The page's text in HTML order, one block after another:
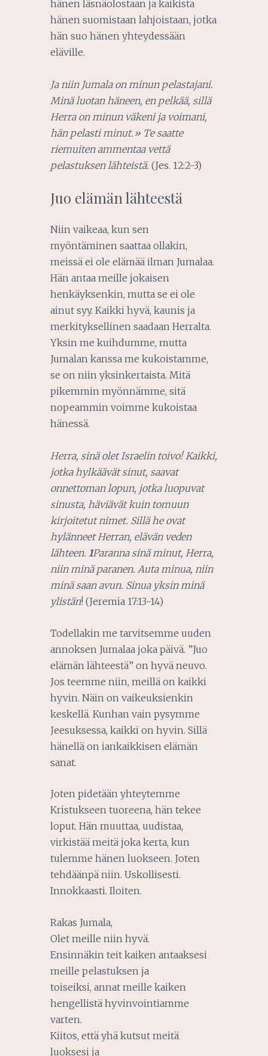
hänen läsnäolostaan ja kaikista
hänen suomistaan lahjoistaan, jotka
hän suo hänen yhteydessään
eläville.
Ja niin Jumala on minun pelastajani.
Minä luotan häneen, en pelkää, sillä
Herra on minun väkeni ja voimani,
hän pelasti minut.» Te saatte
riemuiten ammentaa vettä
pelastuksen lähteistä. (Jes. 12:2-3)
Juo elämän lähteestä
Niin vaikeaa, kun sen
myöntäminen saattaa ollakin,
meissä ei ole elämää ilman Jumalaa.
Hän antaa meille jokaisen
henkäyksenkin, mutta se ei ole
ainut syy. Kaikki hyvä, kaunis ja
merkityksellinen saadaan Herralta.
Yksin me kuihdumme, mutta
Jumalan kanssa me kukoistamme,
se on niin yksinkertaista. Mitä
pikemmin myönnämme, sitä
nopeammin voimme kukoistaa
hänessä.
Herra, sinä olet Israelin toivo! Kaikki,
jotka hylkäävät sinut, saavat
onnettoman lopun, jotka luopuvat
sinusta, häviävät kuin tomuun
kirjoitetut nimet. Sillä he ovat
hylänneet Herran, elävän veden
lähteen. 1Paranna sinä minut, Herra,
niin minä paranen. Auta minua, niin
minä saan avun. Sinua yksin minä
ylistän! (Jeremia 17:13-14)
Todellakin me tarvitsemme uuden
annoksen Jumalaa joka päivä. ”Juo
elämän lähteestä” on hyvä neuvo.
Jos teemme niin, meillä on kaikki
hyvin. Näin on vaikeuksienkin
keskellä. Kunhan vain pysymme
Jeesuksessa, kaikki on hyvin. Sillä
hänellä on iankaikkisen elämän
sanat.
Joten pidetään yhteytemme
Kristukseen tuoreena, hän tekee
loput. Hän muuttaa, uudistaa,
virkistää meitä joka kerta, kun
tulemme hänen luokseen. Joten
tehdäänpä niin. Uskollisesti.
Innokkaasti. Iloiten.
Rakas Jumala,
Olet meille niin hyvä.
Ensinnäkin teit kaiken antaaksesi
meille pelastuksen ja
toiseiksi, annat meille kaiken
hengellistä hyvinvointiamme
varten.
Kiitos, että yhä kutsut meitä
luoksesi ja